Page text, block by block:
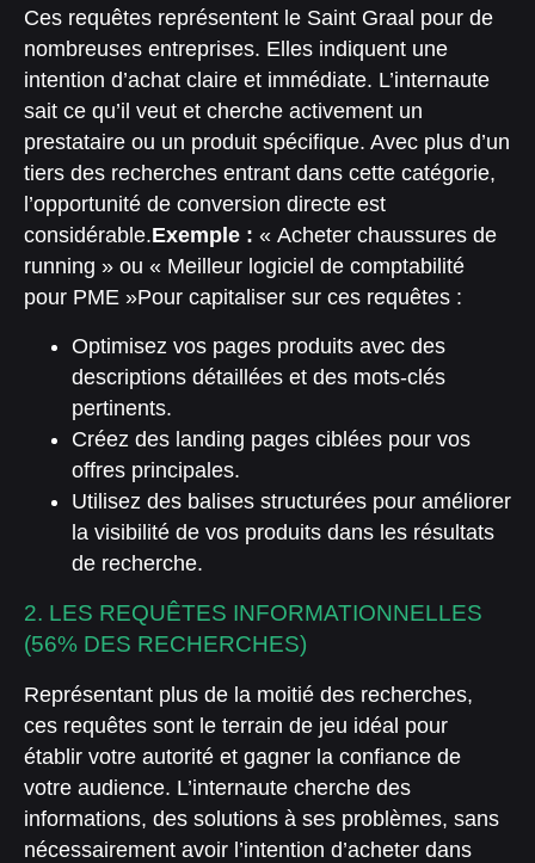
Ces requêtes représentent le Saint Graal pour de
nombreuses entreprises. Elles indiquent une
intention d’achat claire et immédiate. L’internaute
sait ce qu’il veut et cherche activement un
prestataire ou un produit spécifique. Avec plus d’un
tiers des recherches entrant dans cette catégorie,
l’opportunité de conversion directe est
considérable.Exemple : « Acheter chaussures de
running » ou « Meilleur logiciel de comptabilité
pour PME »Pour capitaliser sur ces requêtes :
Optimisez vos pages produits avec des
descriptions détaillées et des mots-clés
pertinents.
Créez des landing pages ciblées pour vos
offres principales.
Utilisez des balises structurées pour améliorer
la visibilité de vos produits dans les résultats
de recherche.
2. LES REQUÊTES INFORMATIONNELLES
(56% DES RECHERCHES)
Représentant plus de la moitié des recherches,
ces requêtes sont le terrain de jeu idéal pour
établir votre autorité et gagner la confiance de
votre audience. L’internaute cherche des
informations, des solutions à ses problèmes, sans
nécessairement avoir l’intention d’acheter dans